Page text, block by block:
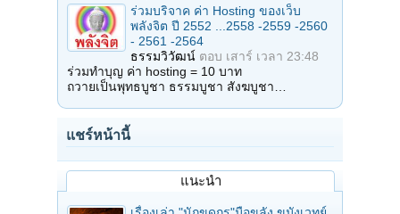
ร่วมบริจาค ค่า Hosting ของเว็บ
พลังจิต ปี 2552 ...2558 -2559 -2560
- 2561 -2564
ธรรมวิวัฒน์ ตอบ เสาร์ เวลา 23:48
ร่วมทำบุญ ค่า hosting = 10 บาท
ถวายเป็นพุทธบูชา ธรรมบูชา สังฆบูชา…
แชร์หน้านี้
แนะนำ